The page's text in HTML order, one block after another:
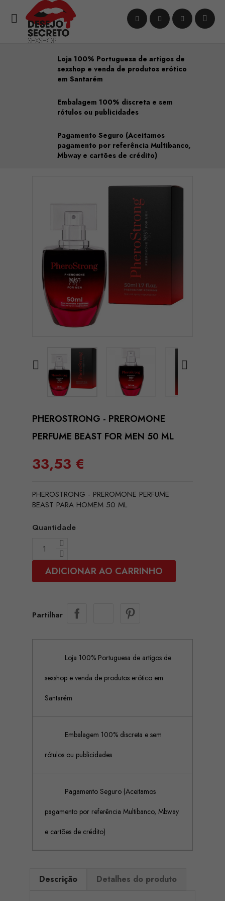

Loja 100% Portuguesa de artigos de
sexshop e venda de produtos erótico
em Santarém
Embalagem 100% discreta e sem
rótulos ou publicidades
Pagamento Seguro (Aceitamos
pagamento por referência Multibanco,
Mbway e cartões de crédito)
 
PHEROSTRONG - PREROMONE
PERFUME BEAST FOR MEN 50 ML
33,53 €
PHEROSTRONG - PREROMONE PERFUME
BEAST PARA HOMEM 50 ML
Quantidade
ADICIONAR AO CARRINHO
Partilhar
Loja 100% Portuguesa de artigos de
sexshop e venda de produtos erótico em
Santarém
Embalagem 100% discreta e sem
rótulos ou publicidades
Pagamento Seguro (Aceitamos
pagamento por referência Multibanco, Mbway
e cartões de crédito)
Descrição Detalhes do produto